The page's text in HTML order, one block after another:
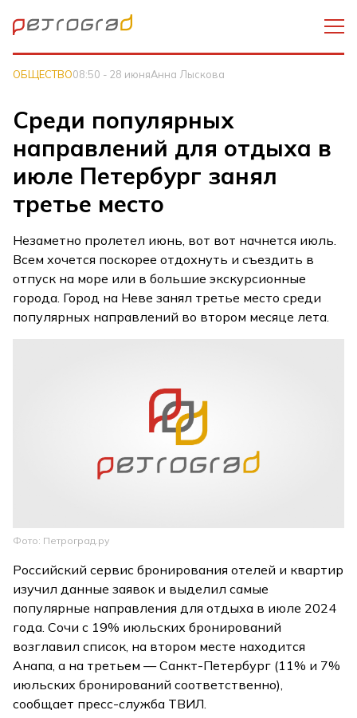
ОБЩЕСТВО08:50 - 28 июняАнна Лыскова
Среди популярных
направлений для отдыха в
июле Петербург занял
третье место
Незаметно пролетел июнь, вот вот начнется июль.
Всем хочется поскорее отдохнуть и съездить в
отпуск на море или в большие экскурсионные
города. Город на Неве занял третье место среди
популярных направлений во втором месяце лета.
Фото: Петроград.ру
Российский сервис бронирования отелей и квартир
изучил данные заявок и выделил самые
популярные направления для отдыха в июле 2024
года. Сочи с 19% июльских бронирований
возглавил список, на втором месте находится
Анапа, а на третьем — Санкт-Петербург (11% и 7%
июльских бронирований соответственно),
сообщает пресс-служба ТВИЛ.